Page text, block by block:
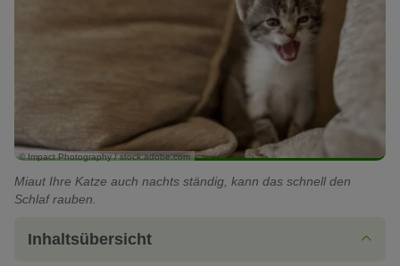
© Impact Photography / stock.adobe.com
Miaut Ihre Katze auch nachts ständig, kann das schnell den
Schlaf rauben.
Inhaltsübersicht